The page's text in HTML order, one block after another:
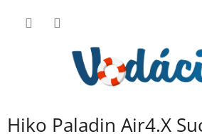
Hiko Paladin Air4.X